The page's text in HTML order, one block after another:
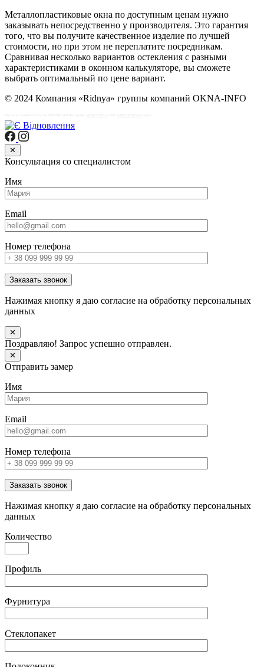
Металлопластиковые окна по доступным ценам нужно
заказывать непосредственно у производителя. Это гарантия
того, что вы получите качественное изделие по лучшей
стоимости, но при этом не переплатите посредникам.
Сравнивая несколько вариантов остекления с разными
характеристиками в оконном калькуляторе, вы сможете
выбрать оптимальный по цене вариант.
© 2024 Компания «Ridnya» группы компаний OKNA-INFO
Terms of Service
✕
Консультация со специалистом
Имя
Email
Номер телефона
Заказать звонок
Нажимая кнопку я даю согласие на обработку персональных
данных
✕
Поздравляю! Запрос успешно отправлен.
✕
Отправить замер
Имя
Email
Номер телефона
Заказать звонок
Нажимая кнопку я даю согласие на обработку персональных
данных
Количество
Профиль
Фурнитура
Стеклопакет